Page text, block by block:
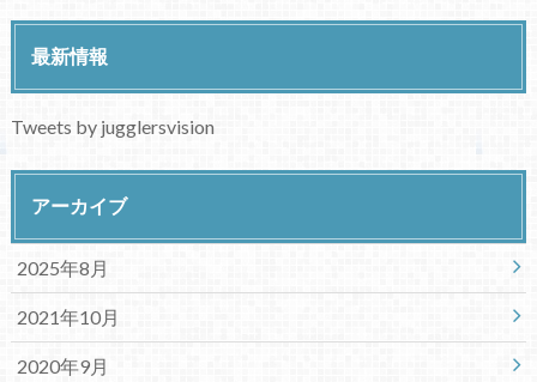
最新情報
Tweets by jugglersvision
アーカイブ
2025年8月
2021年10月
2020年9月